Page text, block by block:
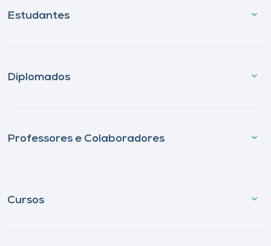
Estudantes
Diplomados
Professores e Colaboradores
Cursos